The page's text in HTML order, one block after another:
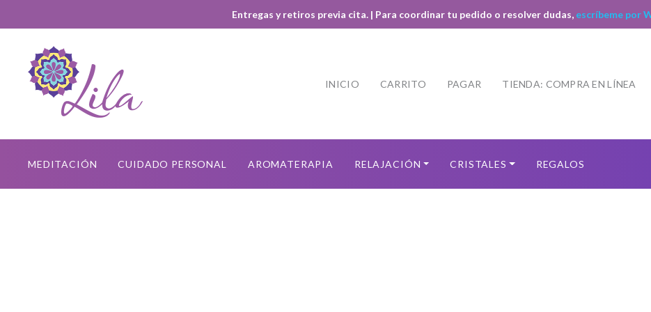
Entregas y retiros previa cita. | Para coordinar tu pedido o resolver dudas, escríbeme por
INICIO CARRITO PAGAR TIENDA: COMPRA EN LÍNEA
MEDITACIÓN CUIDADO PERSONAL AROMATERAPIA RELAJACIÓN CRISTALES REGALOS